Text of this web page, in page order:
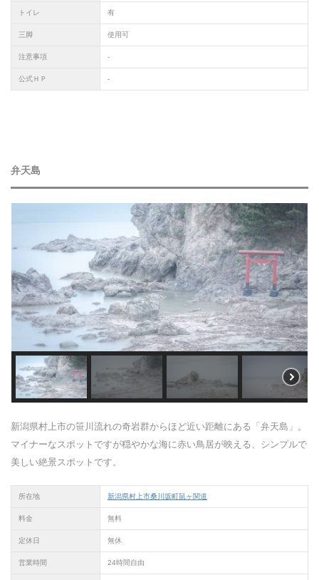
トイレ 有
三脚 使用可
注意事項 -
公式ＨＰ -
弁天島
新潟県村上市の笹川流れの奇岩群からほど近い距離にある「弁天島」。
マイナーなスポットですが穏やかな海に赤い鳥居が映える、シンプルで
美しい絶景スポットです。
所在地 新潟県村上市桑川坂町鼠ヶ関道
料金 無料
定休日 無休
営業時間 24時間自由